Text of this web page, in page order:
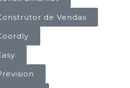
de Vendas